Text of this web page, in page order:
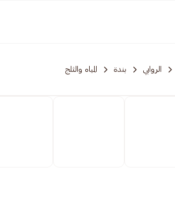
الروابي بندة المياه والثلج